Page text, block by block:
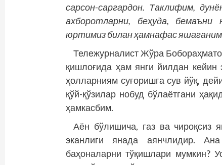
сарсон-саргардон. Таклифим,
ахборотларни, беҳуда,
юртимиз билан ҳамнафас
Тележурналист Жўра
қишлоғида ҳам янги йилдан кейин
ҳолларниям суғоришга сув йўқ,
қўй-қўзилар нобуд бўлаётгани
ҳамкасбим.
Аён бўлишича, газ ва чироқсиз
эканлиги янада аянчлидир.
баҳоналарни тўқишлари мумкин?